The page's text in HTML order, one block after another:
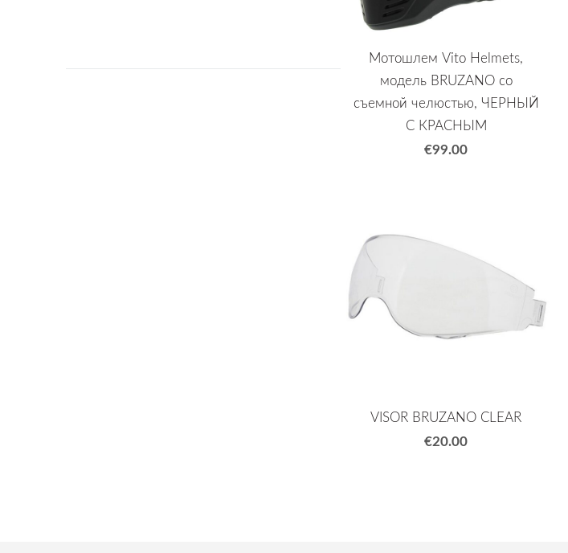
Мотошлем Vito Helmets,
модель BRUZANO со
съемной челюстью, ЧЕРНЫЙ
С КРАСНЫМ
€99.00
VISOR BRUZANO CLEAR
€20.00